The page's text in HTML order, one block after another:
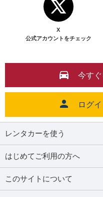
X
公式アカウントをチェック
今す
ログ
レンタカーを使う
はじめてご利用の方へ
このサイトについて